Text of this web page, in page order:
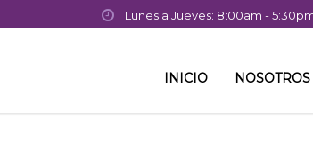
Lunes a Jueves: 8:00am -
INICIO NOSOTROS